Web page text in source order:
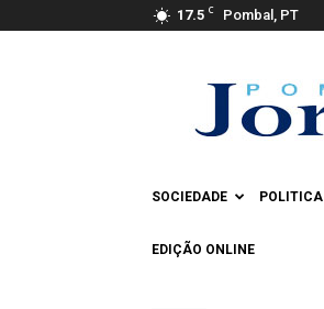
17.5 C Pombal, PT
Jornal
SOCIEDADE POLITICA
EDIÇÃO ONLINE